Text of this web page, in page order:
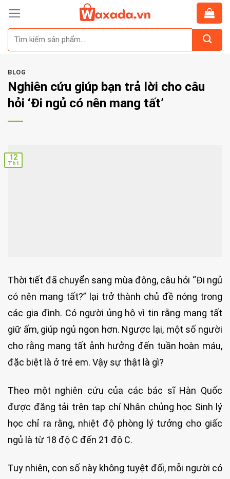
Skip
content
BLOG
Nghiên cứu giúp bạn trả lời cho câu
hỏi ‘Đi ngủ có nên mang tất’
12
Th1
Thời tiết đã chuyển sang mùa đông, câu hỏi “Đi ngủ
có nên mang tất?” lại trở thành chủ đề nóng trong
các gia đình. Có người ủng hộ vì tin rằng mang tất
giữ ấm, giúp ngủ ngon hơn. Ngược lại, một số người
cho rằng mang tất ảnh hưởng đến tuần hoàn máu,
đặc biệt là ở trẻ em. Vậy sự thật là gì?
Theo một nghiên cứu của các bác sĩ Hàn Quốc
được đăng tải trên tạp chí Nhân chủng học Sinh lý
học chỉ ra rằng, nhiệt độ phòng lý tưởng cho giấc
ngủ là từ 18 độ C đến 21 độ C.
Tuy nhiên, con số này không tuyệt đối, mỗi người có